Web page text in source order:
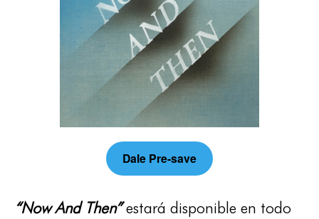
Dale Pre-save
“Now And Then”estará disponible en todo